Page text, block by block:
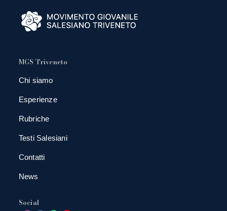
MGS Triveneto
Chi siamo
Esperienze
Rubriche
Testi Salesiani
Contatti
News
Social